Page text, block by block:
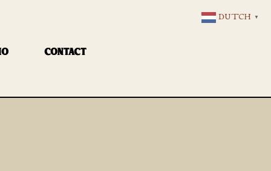
CONTACT
DUTCH ▼